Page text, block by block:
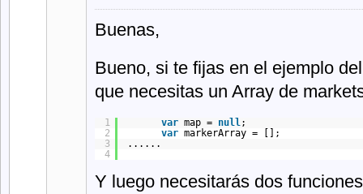
Buenas,
Bueno, si te fijas en el ejemplo
que necesitas un Array de
1
2
3
4
var map = null;
var markerArray = [];
......
Y luego necesitarás dos